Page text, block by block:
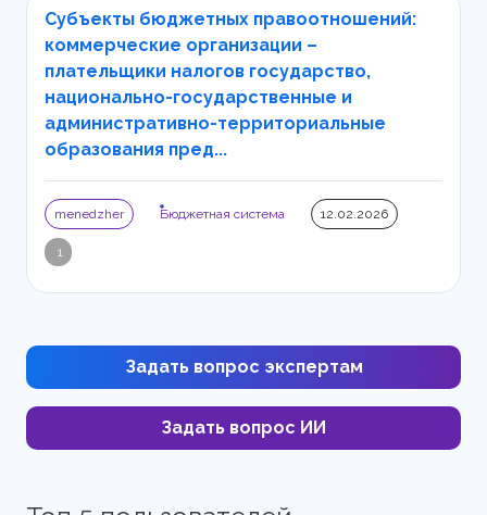
Задать вопрос экспертам
Задать вопрос ИИ
Субъекты бюджетных правоотношений:
коммерческие организации –
плательщики налогов государство,
национально-государственные и
административно-территориальные
образования пред...
menedzher Бюджетная система 12.02.2026
1